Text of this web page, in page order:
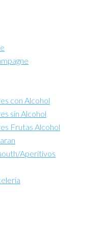
con Alcohol
sin Alcohol
Frutas Alcohol
Aperitivos